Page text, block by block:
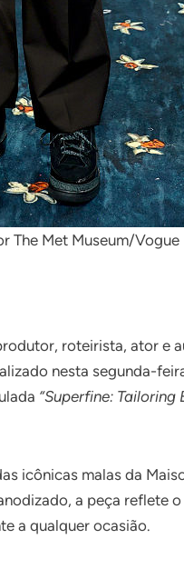
The Met Museum/Vogue
roteirista, ator
nesta segunda-
“Superfine: Tailoring
icônicas malas da
a peça reflete
a qualquer ocasião.